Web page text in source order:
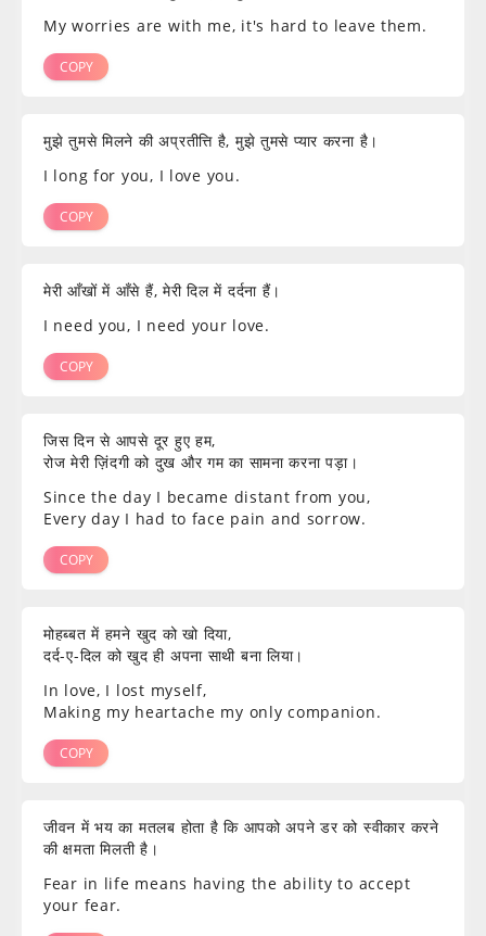
My worries are with me, it's hard to leave them.
COPY
मुझे तुमसे मिलने की अप्रतीत्ति है, मुझे तुमसे प्यार करना है।
I long for you, I love you.
COPY
मेरी आँखों में आँसे हैं, मेरी दिल में दर्दना हैं।
I need you, I need your love.
COPY
जिस दिन से आपसे दूर हुए हम,
रोज मेरी ज़िंदगी को दुख और गम का सामना करना पड़ा।
Since the day I became distant from you,
Every day I had to face pain and sorrow.
COPY
मोहब्बत में हमने खुद को खो दिया,
दर्द-ए-दिल को खुद ही अपना साथी बना लिया।
In love, I lost myself,
Making my heartache my only companion.
COPY
जीवन में भय का मतलब होता है कि आपको अपने डर को स्वीकार करने
की क्षमता मिलती है।
Fear in life means having the ability to accept
your fear.